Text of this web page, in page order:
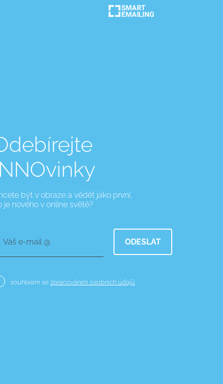
být v obraze a vědět jako první,
je nového v online světě?
Váš e-mail @ ODESLAT
souhlasím se zpracováním osobních údajů